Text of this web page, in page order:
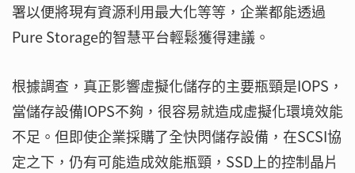
署以便將現有資源利用最大化等等，企業都能透過
Pure Storage的智慧平台輕鬆獲得建議。
根據調查，真正影響虛擬化儲存的主要瓶頸是IOPS，
當儲存設備IOPS不夠，很容易就造成虛擬化環境效能
不足。但即使企業採購了全快閃儲存設備，在SCSI協
定之下，仍有可能造成效能瓶頸，SSD上的控制晶片